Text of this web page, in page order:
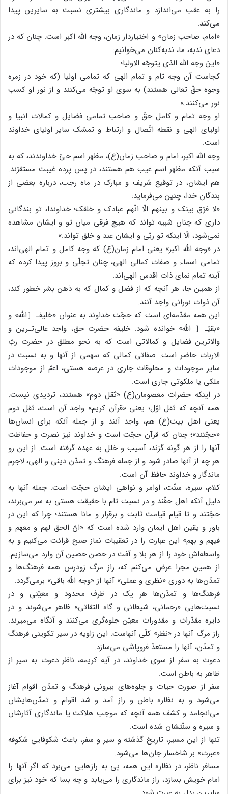
را به عقب می‌اندازد و ماندگاری بیشتری نسبت به سایرین پیدا
می‌کند.
«امام، صاحب زمان» و اختیاردار زمان، وجه الله اکبر است. چنان که در
دعای ندبه، ما، ندبه‌کنان می‌خوانیم:
«اینَ وجه الله الذی یتوجّه الاولیا؛
کجاست آن وجه تام و تمام الهی که تمامی اولیا (که خود در زمره
وجوه حقّ تعالی هستند) به سوی او توجّه می‌کنند و از نور او کسب
نور می‌کنند.»
او وجه تمام و کامل حقّ و صاحب تمامی فضایل و کمالات انبیا و
اولیای الهی و نقطه اتّصال و ارتباط و تمسّک سایر اولیای خداوند
است.
وجه الله اکبر، امام و صاحب زمان(ع)، مظهر اسم حیّ خداوندند، که به
سبب آنکه مظهر اسم غیب هم هستند، در پس پرده غیبت مستقرّند.
هم ایشان، در توقیع شریف و مبارک در ماه رجب، درباره بعضی از
بندگان خدا، چنین می‌فرماید:
«لا فرّق بینک و بینهم الّا انّهم عبادک و خلقک؛ خداوندا، تو بندگانی
داری که چنان شبیه تواند که هیچ فرقی میان تو و ایشان مشاهده
نمی‌شود، الّا اینکه تو ربّی و ایشان عبد و خلق تواند.»
در «وجه الله اکبر» یعنی امام زمان(ع) که وجه کامل و تمام الهی‌اند،
تمامی اسماء و صفات کمالی الهی، چنان تجلّی و بروز پیدا کرده که
آینه تمام نمای ذات اقدس الهی‌اند.
از همین جا، هر آنچه که از فضل و کمال که به ذهن بشر خطور کند،
آن ذوات نورانی واجد آنند.
این همه مقدّمه‌ای است که حجّت خداوند به عنوان «خلیفـ［الله» و
«بقیّـ［ الله» خوانده شود. خلیفه حضرت حق، واجد عالی‌تـرین و
والاترین فضایل و کمالاتی است که به نحو مطلق در حضرت ربّ
الاربات حاضر است. صفاتی کمالی که سهمی از آنها و به نسبت در
سایر موجودات و مخلوقات جاری در عرصه هستی، اعمّ از موجودات
ملکی یا ملکوتی جاری است.
در اینکه حضرات معصومان(ع) «ثقل دوم» هستند، تردیدی نیست.
همه آنچه که ثقل اوّل؛ یعنی «قرآن کریم» واجد آن است، ثقل دوم
یعنی اهل بیت(ع) هم، واجد آنند و از جمله آنکه برای انسان‌ها
«حجّتند»؛ چنان که قرآن حجّت است و خداوند نیز نصرت و حفاظت
آنها را از هر گونه گزند، آسیب و خلل به عهده گرفته است. از این رو
هر چه از آنها صادر شود و از جمله فرهنگ و تمدّن دینی و الهی، لاجرم
ماندگار و خداوند حافظ آن است.
کلام، سیره، سنّت، اوامر و نواهی ایشان حجّت است. جمله آنها به
دلیل آنکه اهل حقّند و در نسبت تام با حقیقت هستی به سر می‌برند،
حجّتند و تا قیام قیامت ثابت و برقرار و مانا هستند؛ چرا که این در
باور و یقین اهل ایمان وارد شده است که «انّ الحق لهم و معهم و
فیهم و بهم» این عبارت را در تعقیبات نماز صبح قرائت می‌کنیم و به
واسطه‌اش خود را از هر بلا و آفت در حصن حصین آن وارد می‌سازیم.
از همین مجرا عرض می‌کنم که، راز مرگ زودرس همه فرهنگ‌ها و
تمدّن‌ها به دوری «نظری و عملی» آنها از «وجه الله باقی» برمی‌گردد.
فرهنگ‌ها و تمدّن‌ها هر یک در ظرف محدود و معیّنی و در
نسبت‌هایی «رحمانی، شیطانی و گاه التقاتی» ظاهر می‌شوند و در
دایره مقدّرات و مقدورات معیّن جلوه‌گری می‌کنند و آنگاه می‌میرند.
راز مرگ آنها در «نظر» کلّی آنهاست. این زاویه در سیر تکوینی فرهنگ
و تمدّن، آنها را مستعدّ فروپاشی می‌سازد.
دعوت به سفر از سوی خداوند، در آیه کریمه، ناظر دعوت به سیر از
ظاهر به باطن است.
سفر از صورت حیات و جلوه‌های بیرونی فرهنگ و تمدّن اقوام آغاز
می‌شود و به نظاره باطن و راز آمد و شد اقوام و تمدّن‌هایشان
می‌انجامد و کشف همه آنچه که موجب هلاکت یا ماندگاری آثارشان
و سیره و سنّتشان شده است.
تنها از این مسیر، تاریخ گذشته و سیر و سفر، باعث شکوفایی شکوفه
«عبرت» بر شاخسار جان‌ها می‌شود.
مسافر ناظر، در نظاره این همه، پی به رازهایی می‌برد که اگر آنها را
امام خویش بسازد، راز ماندگاری را می‌یابد و چه بسا که خود نیز برای